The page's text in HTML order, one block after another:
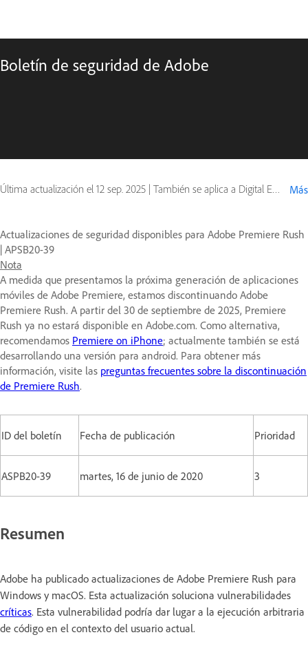
Boletín de seguridad de Adobe
Última actualización el 12 sep. 2025 | También se aplica a Digital Editions Más
Actualizaciones de seguridad disponibles para Adobe Premiere Rush
| APSB20-39
Nota
A medida que presentamos la próxima generación de aplicaciones
móviles de Adobe Premiere, estamos discontinuando Adobe
Premiere Rush. A partir del 30 de septiembre de 2025, Premiere
Rush ya no estará disponible en Adobe.com. Como alternativa,
recomendamos Premiere on iPhone; actualmente también se está
desarrollando una versión para android. Para obtener más
información, visite las preguntas frecuentes sobre la discontinuación
de Premiere Rush.
ID del boletín Fecha de publicación Prioridad
ASPB20-39 martes, 16 de junio de 2020 3
Resumen
Adobe ha publicado actualizaciones de Adobe Premiere Rush para
Windows y macOS. Esta actualización soluciona vulnerabilidades
críticas. Esta vulnerabilidad podría dar lugar a la ejecución arbitraria
de código en el contexto del usuario actual.